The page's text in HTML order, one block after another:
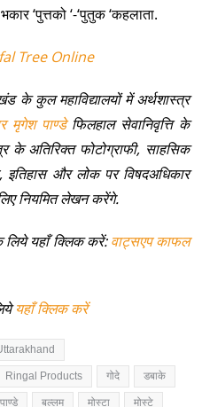
‘पुत्तको ‘-‘पुतुक ‘कहलाता.
Tree Online
के कुल महाविद्यालयों में अर्थशास्त्र
मृगेश पाण्डेफिलहाल सेवानिवृत्ति के
के अतिरिक्त फोटोग्राफी, साहसिक
इतिहास और लोक पर विषदअधिकार
नियमित लेखन करेंगे.
यहाँ क्लिक करें:वाट्सएप काफल
यहाँ क्लिक करें
Ringal Products गोदे डबाके
बल्लम मोस्टा मोस्टे